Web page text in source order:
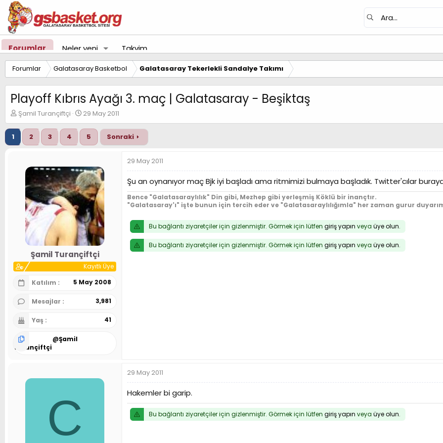
Forumlar Neler yeni Takvim
Forumlar Galatasaray Basketbol Galatasaray Tekerlekli Sandalye Takımı
Playoff Kıbrıs Ayağı 3. maç | Galatasaray - Beşiktaş
K
o
n
u
y
Şamil Turançiftçi
B
a
ş
a
g
ı
ç
t
a
i
h
i
29 May 2011
1 2 3 4 5 Sonraki
Şamil Turançiftçi
Kayıtlı Üye
Katılım
5 May 2008
Mesajlar 3,981
Yaş 41
@Şamil
Turançiftçi
29 May 2011
Şu an oynanıyor maç Bjk iyi başladı ama ritmimizi bulmaya başladık. Twitter'cılar
Bence "Galatasaraylılık" Din gibi, Mezhep gibi yerleşmiş Köklü bir inançtır.
"Galatasaray'ı" işte bunun için tercih eder ve "Galatasaraylılığımla" her zaman gurur
Bu bağlantı ziyaretçiler için gizlenmiştir. Görmek için lütfen giriş yapın veya üye olun.
Bu bağlantı ziyaretçiler için gizlenmiştir. Görmek için lütfen giriş yapın veya üye olun.
C
29 May 2011
Hakemler bi garip.
Bu bağlantı ziyaretçiler için gizlenmiştir. Görmek için lütfen giriş yapın veya üye olun.